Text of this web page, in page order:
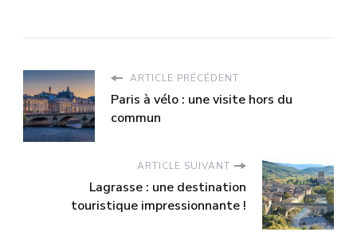
ARTICLE PRÉCÉDENT
Paris à vélo : une visite hors du
commun
ARTICLE SUIVANT
Lagrasse : une destination
touristique impressionnante !